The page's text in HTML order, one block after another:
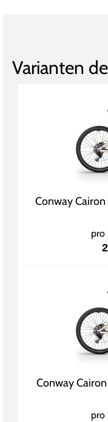
Varianten
Conway
pro
Conway
pro